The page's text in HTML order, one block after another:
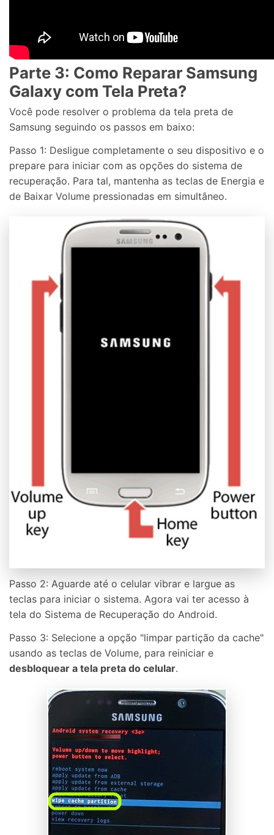
Parte 3: Como Reparar Samsung
Galaxy com Tela Preta?
Você pode resolver o problema da tela preta de
Samsung seguindo os passos em baixo:
Passo 1: Desligue completamente o seu dispositivo e o
prepare para iniciar com as opções do sistema de
recuperação. Para tal, mantenha as teclas de Energia e
de Baixar Volume pressionadas em simultâneo.
Passo 2: Aguarde até o celular vibrar e largue as
teclas para iniciar o sistema. Agora vai ter acesso à
tela do Sistema de Recuperação do Android.
Passo 3: Selecione a opção "limpar partição da cache"
usando as teclas de Volume, para reiniciar e
desbloquear a tela preta do celular.